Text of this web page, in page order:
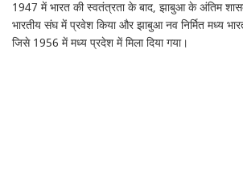
1947 में भारत की स्वतंत्रता के बाद, झाबुआ के अंतिम
भारतीय संघ में प्रवेश किया और झाबुआ नव निर्मित मध्य
जिसे 1956 में मध्य प्रदेश में मिला दिया गया।